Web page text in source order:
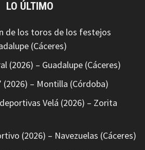
LO ÚLTIMO
de los toros de los festejos
(Cáceres)
(2026) – Guadalupe (Cáceres)
(2026) – Montilla (Córdoba)
Velá (2026) – Zorita
(2026) – Navezuelas (Cáceres)